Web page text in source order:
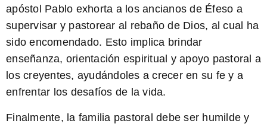
apóstol Pablo exhorta a los ancianos de Éfeso a
supervisar y pastorear al rebaño de Dios, al cual ha
sido encomendado. Esto implica brindar
enseñanza, orientación espiritual y apoyo pastoral a
los creyentes, ayudándoles a crecer en su fe y a
enfrentar los desafíos de la vida.
Finalmente, la familia pastoral debe ser humilde y